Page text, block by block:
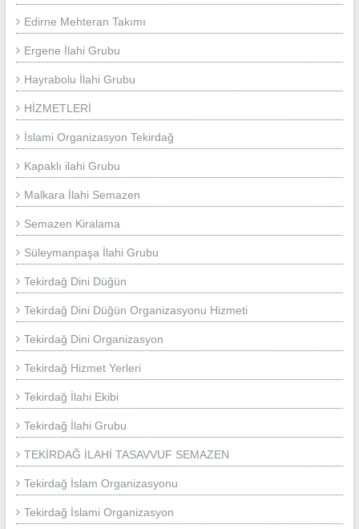
Edirne Mehteran Takımı
Ergene İlahi Grubu
Hayrabolu İlahi Grubu
HİZMETLERİ
İslami Organizasyon Tekirdağ
Kapaklı ilahi Grubu
Malkara İlahi Semazen
Semazen Kiralama
Süleymanpaşa İlahi Grubu
Tekirdağ Dini Düğün
Tekirdağ Dini Düğün Organizasyonu Hizmeti
Tekirdağ Dini Organizasyon
Tekirdağ Hizmet Yerleri
Tekirdağ İlahi Ekibi
Tekirdağ İlahi Grubu
TEKİRDAĞ İLAHİ TASAVVUF SEMAZEN
Tekirdağ İslam Organizasyonu
Tekirdağ İslami Organizasyon